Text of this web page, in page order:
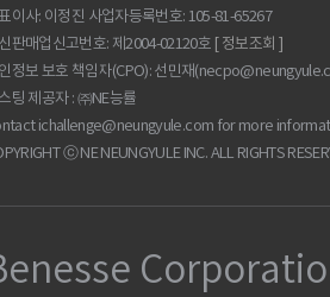
이사 이정진 사업자등록번호 105-81-65267
판매업신고번호 제2004-02120호
[ 정보조회 ]
정보 보호 책임자(CPO): 선민재(
팅 제공자 : ㈜NE능률
ichallenge@neungyule.com for more
ⓒ NE NEUNGYULE INC. ALL RIGHTS